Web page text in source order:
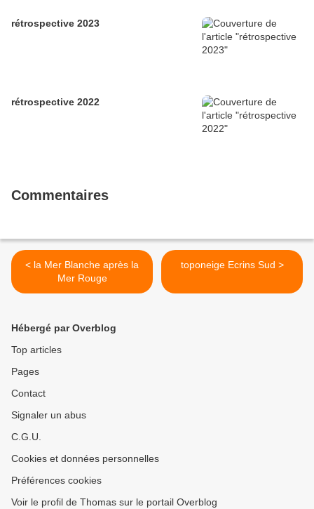
rétrospective 2023
rétrospective 2022
Commentaires
< la Mer Blanche après la
Mer Rouge
toponeige Ecrins Sud >
Hébergé par Overblog
Top articles
Pages
Contact
Signaler un abus
C.G.U.
Cookies et données personnelles
Préférences cookies
Voir le profil de Thomas sur le portail Overblog